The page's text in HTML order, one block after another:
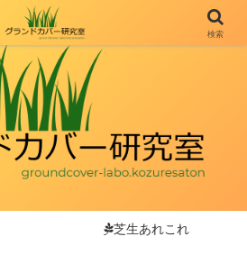
芝生あれこれ
検索